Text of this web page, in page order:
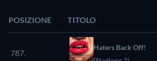
POSIZIONE TITOLO
787.
Haters Back Off!